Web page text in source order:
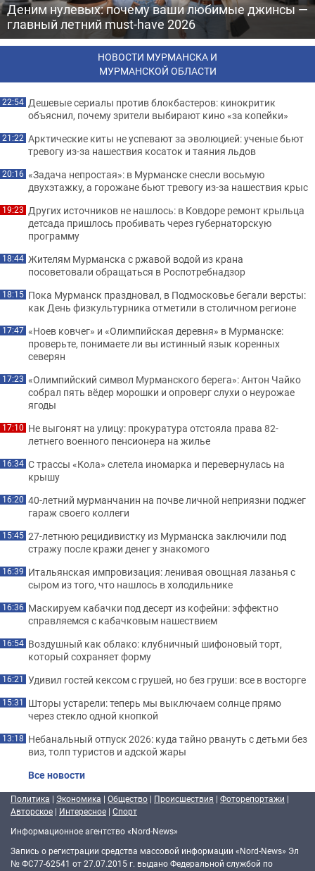
Деним нулевых: почему ваши любимые джинсы —
главный летний must-have 2026
НОВОСТИ МУРМАНСКА И
МУРМАНСКОЙ ОБЛАСТИ
22:54 Дешевые сериалы против блокбастеров: кинокритик
объяснил, почему зрители выбирают кино «за копейки»
21:22 Арктические киты не успевают за эволюцией: ученые бьют
тревогу из-за нашествия косаток и таяния льдов
20:16 «Задача непростая»: в Мурманске снесли восьмую
двухэтажку, а горожане бьют тревогу из-за нашествия крыс
19:23 Других источников не нашлось: в Ковдоре ремонт крыльца
детсада пришлось пробивать через губернаторскую
программу
18:44 Жителям Мурманска с ржавой водой из крана
посоветовали обращаться в Роспотребнадзор
18:15 Пока Мурманск праздновал, в Подмосковье бегали версты:
как День физкультурника отметили в столичном регионе
17:47 «Ноев ковчег» и «Олимпийская деревня» в Мурманске:
проверьте, понимаете ли вы истинный язык коренных
северян
17:23 «Олимпийский символ Мурманского берега»: Антон Чайко
собрал пять вёдер морошки и опроверг слухи о неурожае
ягоды
17:10 Не выгонят на улицу: прокуратура отстояла права 82-
летнего военного пенсионера на жилье
16:34 С трассы «Кола» слетела иномарка и перевернулась на
крышу
16:20 40-летний мурманчанин на почве личной неприязни поджег
гараж своего коллеги
15:45 27-летнюю рецидивистку из Мурманска заключили под
стражу после кражи денег у знакомого
16:39 Итальянская импровизация: ленивая овощная лазанья с
сыром из того, что нашлось в холодильнике
16:36 Маскируем кабачки под десерт из кофейни: эффектно
справляемся с кабачковым нашествием
16:54 Воздушный как облако: клубничный шифоновый торт,
который сохраняет форму
16:21 Удивил гостей кексом с грушей, но без груши: все в восторге
15:31 Шторы устарели: теперь мы выключаем солнце прямо
через стекло одной кнопкой
13:18 Небанальный отпуск 2026: куда тайно рвануть с детьми без
виз, толп туристов и адской жары
Все новости
Политика | Экономика | Общество | Происшествия | Фоторепортажи |
Авторское | Интересное | Спорт
Информационное агентство «Nord-News»
Запись о регистрации средства массовой информации «Nord-News» Эл
№ ФС77-62541 от 27.07.2015 г. выдано Федеральной службой по